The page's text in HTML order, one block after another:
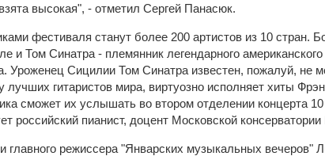
высокая", - отметил Сергей Панасюк.
фестиваля станут более 200 артистов из 10 стран.
и Том Синатра - племянник легендарного американского
Уроженец Сицилии Том Синатра известен, пожалуй, не
лучших гитаристов мира, виртуозно исполняет хиты
сможет их услышать во втором отделении концерта
российский пианист, доцент Московской
главного режиссера "Январских музыкальных вечеров"